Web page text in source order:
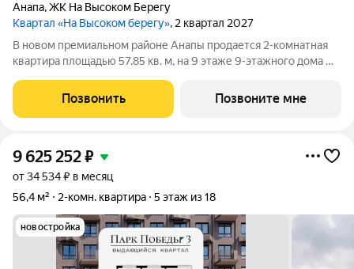
Анапа,ЖК На Высоком Берегу
Квартал «На Высоком берегу», 2 квартал 2027
В новом премиальном районе Анапы продается 2-комнатная
квартира площадью 57.85 кв. м, на 9 этаже 9-этажного дома №
«На Высоком берегу» семейном квартале у моря от ГК «ССК».
О проекте Жилой
Позвонить Позвоните мне
9 625 252₽
от 34 534 ₽ в месяц
56,4 м²
2-комн. квартира 5 этаж из 18
новостройка